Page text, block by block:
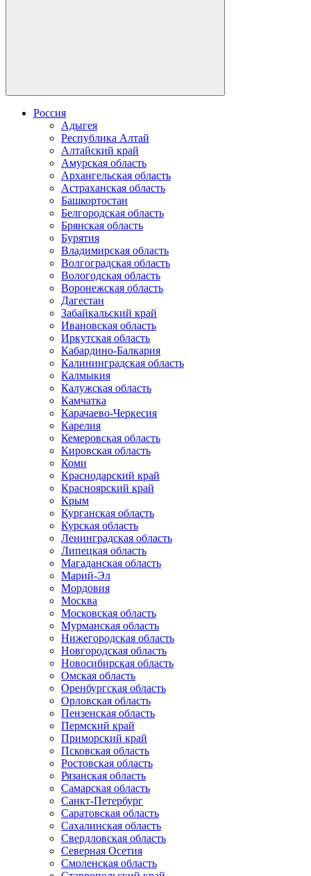
Россия
Адыгея
Республика Алтай
Алтайский край
Амурская область
Архангельская область
Астраханская область
Башкортостан
Белгородская область
Брянская область
Бурятия
Владимирская область
Волгоградская область
Вологодская область
Воронежская область
Дагестан
Забайкальский край
Ивановская область
Иркутская область
Кабардино-Балкария
Калининградская область
Калмыкия
Калужская область
Камчатка
Карачаево-Черкесия
Карелия
Кемеровская область
Кировская область
Коми
Краснодарский край
Красноярский край
Крым
Курганская область
Курская область
Ленинградская область
Липецкая область
Магаданская область
Марий-Эл
Мордовия
Москва
Московская область
Мурманская область
Нижегородская область
Новгородская область
Новосибирская область
Омская область
Оренбургская область
Орловская область
Пензенская область
Пермский край
Приморский край
Псковская область
Ростовская область
Рязанская область
Самарская область
Санкт-Петербург
Саратовская область
Сахалинская область
Свердловская область
Северная Осетия
Смоленская область